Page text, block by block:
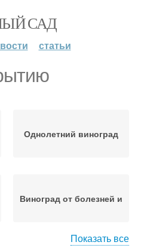
САД
статьи
Однолетний виноград
Виноград от болезней и
Показать все